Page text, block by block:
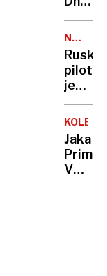
ne
…«
"Vsako
vlogo
živim
do
konca
in
zares"
NOVE
Ruski
pilot
je
Jaka
V